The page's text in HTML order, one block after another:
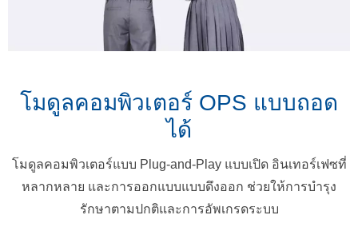
โมดูลคอมพิวเตอร์ OPS แบบถอด
ได้
โมดูลคอมพิวเตอร์แบบ Plug-and-Play แบบเปิด อินเทอร์เฟซที่
หลากหลาย และการออกแบบแบบดึงออก ช่วยให้การบำรุง
รักษาตามปกติและการอัพเกรดระบบ